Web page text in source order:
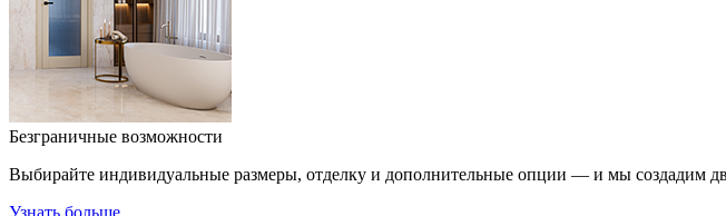
Безграничные возможности
Выбирайте индивидуальные размеры, отделку и дополнительные опции — и мы создадим